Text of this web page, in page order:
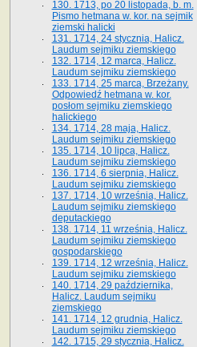
130. 1713, po 20 listopada, b. m.
Pismo hetmana w. kor. na sejmik
ziemski halicki
131. 1714, 24 stycznia, Halicz.
Laudum sejmiku ziemskiego
132. 1714, 12 marca, Halicz.
Laudum sejmiku ziemskiego
133. 1714, 25 marca, Brzeżany.
Odpowiedź hetmana w. kor.
posłom sejmiku ziemskiego
halickiego
134. 1714, 28 maja, Halicz.
Laudum sejmiku ziemskiego
135. 1714, 10 lipca, Halicz.
Laudum sejmiku ziemskiego
136. 1714, 6 sierpnia, Halicz.
Laudum sejmiku ziemskiego
137. 1714, 10 września, Halicz.
Laudum sejmiku ziemskiego
deputackiego
138. 1714, 11 września, Halicz.
Laudum sejmiku ziemskiego
gospodarskiego
139. 1714, 12 września, Halicz.
Laudum sejmiku ziemskiego
140. 1714, 29 października,
Halicz. Laudum sejmiku
ziemskiego
141. 1714, 12 grudnia, Halicz.
Laudum sejmiku ziemskiego
142. 1715, 29 stycznia, Halicz.